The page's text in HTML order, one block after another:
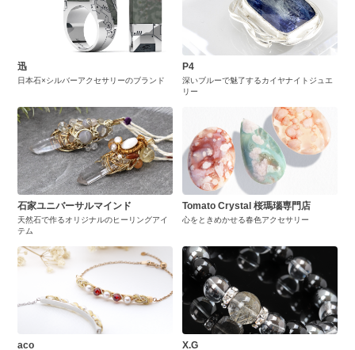
迅
日本石×シルバーアクセサリーのブランド
P4
深いブルーで魅了するカイヤナイトジュエ
リー
石家ユニバーサルマインド
天然石で作るオリジナルのヒーリングアイ
テム
Tomato Crystal 桜瑪瑙専門店
心をときめかせる春色アクセサリー
aco X.G